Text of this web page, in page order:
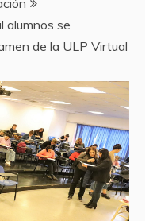
alumnos se
de la ULP Virtual